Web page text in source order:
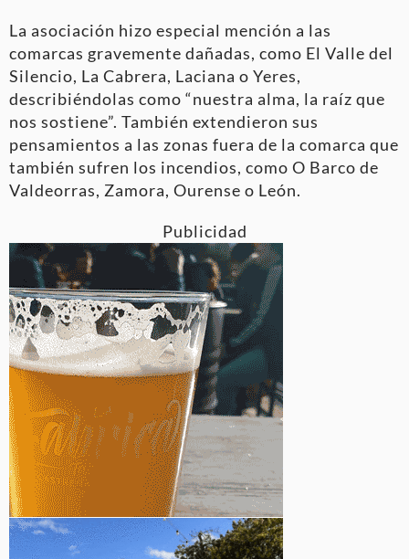
La asociación hizo especial mención a las
comarcas gravemente dañadas, como El Valle del
Silencio, La Cabrera, Laciana o Yeres,
describiéndolas como “nuestra alma, la raíz que
nos sostiene”. También extendieron sus
pensamientos a las zonas fuera de la comarca que
también sufren los incendios, como O Barco de
Valdeorras, Zamora, Ourense o León.
Publicidad